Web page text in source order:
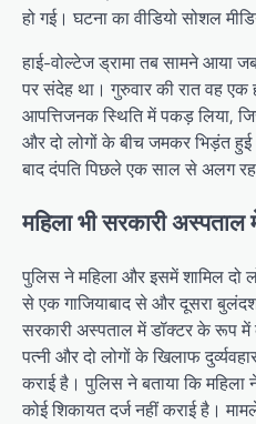
हो गई। घटना का वीडियो सोशल
हाई-वोल्टेज ड्रामा तब सामने आया
पर संदेह था। गुरुवार की रात वह
आपत्तिजनक स्थिति में पकड़ लिया,
और दो लोगों के बीच जमकर भिड़ंत
बाद दंपति पिछले एक साल से अलग
महिला भी सरकारी अस्पताल
पुलिस ने महिला और इसमें शामिल दो
से एक गाजियाबाद से और दूसरा
सरकारी अस्पताल में डॉक्टर के रूप में
पत्नी और दो लोगों के खिलाफ
कराई है। पुलिस ने बताया कि
कोई शिकायत दर्ज नहीं कराई है।